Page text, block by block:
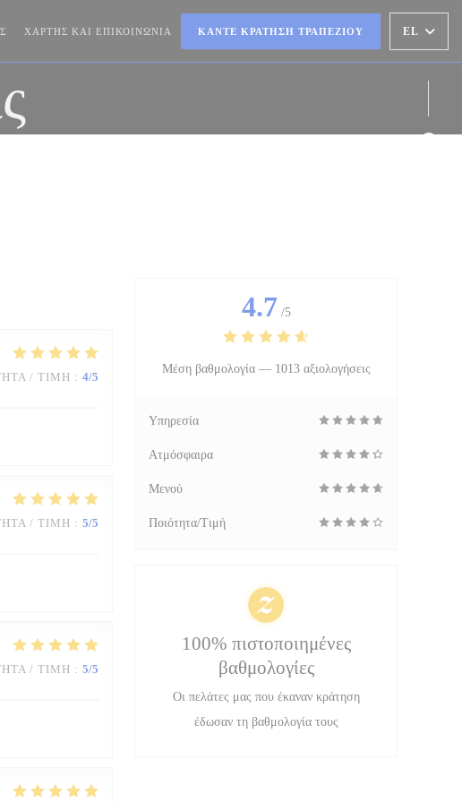
ΧΆΡΤΗΣ ΚΑΙ ΕΠΙΚΟΙΝΩΝΊΑ ΚΆΝΤΕ ΚΡΆΤΗΣΗ ΤΡΑΠΕΖΙΟΎ EL
/ ΤΙΜΉ : 4/5
/ ΤΙΜΉ : 5/5
/ ΤΙΜΉ : 5/5
4.7 /5
Μέση βαθμολογία — 1013 αξιολογήσεις
Υπηρεσία
Ατμόσφαιρα
Μενού
Ποιότητα/Τιμή
100% πιστοποιημένες
βαθμολογίες
Οι πελάτες μας που έκαναν κράτηση
έδωσαν τη βαθμολογία τους